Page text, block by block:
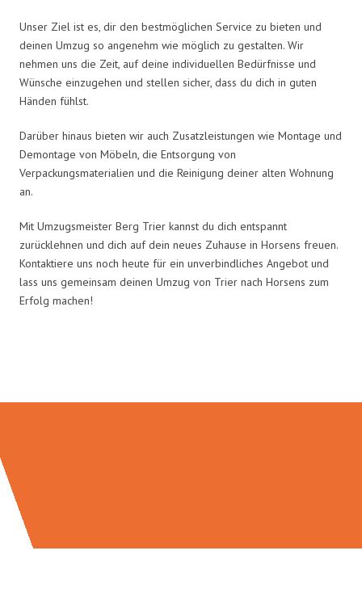
Unser Ziel ist es, dir den bestmöglichen Service zu bieten und
deinen Umzug so angenehm wie möglich zu gestalten. Wir
nehmen uns die Zeit, auf deine individuellen Bedürfnisse und
Wünsche einzugehen und stellen sicher, dass du dich in guten
Händen fühlst.
Darüber hinaus bieten wir auch Zusatzleistungen wie Montage und
Demontage von Möbeln, die Entsorgung von
Verpackungsmaterialien und die Reinigung deiner alten Wohnung
an.
Mit Umzugsmeister Berg Trier kannst du dich entspannt
zurücklehnen und dich auf dein neues Zuhause in Horsens freuen.
Kontaktiere uns noch heute für ein unverbindliches Angebot und
lass uns gemeinsam deinen Umzug von Trier nach Horsens zum
Erfolg machen!